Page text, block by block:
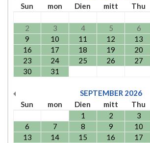
Sun
mon Dien mitt Thu
2
3 4 5 6
9
10 11 12 13
16
17 18 19 20
23
24 25 26 27
30
31
SEPTEMBER 2026
Sun
mon Dien mitt Thu
1
2 3
6
7 8 9 10
13
14 15 16 17